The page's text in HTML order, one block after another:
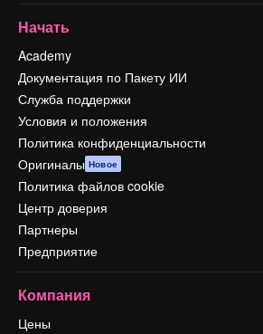
Начать
Academy
Документация по Пакету ИИ
Служба поддержки
Условия и положения
Политика конфиденциальности
Оригиналы Новое
Политика файлов cookie
Центр доверия
Партнеры
Предприятие
Компания
Цены